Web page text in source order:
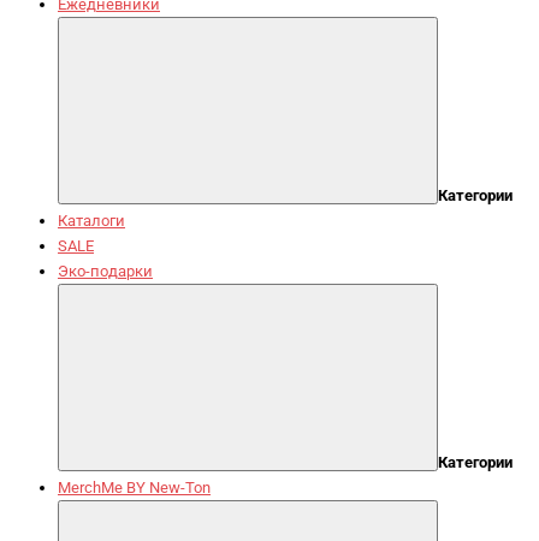
Ежедневники
Категории
Каталоги
SALE
Эко-подарки
Категории
MerchMe BY New-Ton